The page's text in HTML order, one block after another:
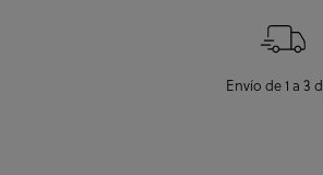
Envío de 1 a 3